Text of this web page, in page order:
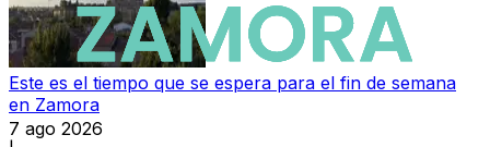
Este es el tiempo que se espera para el fin de semana
en Zamora
7 ago 2026